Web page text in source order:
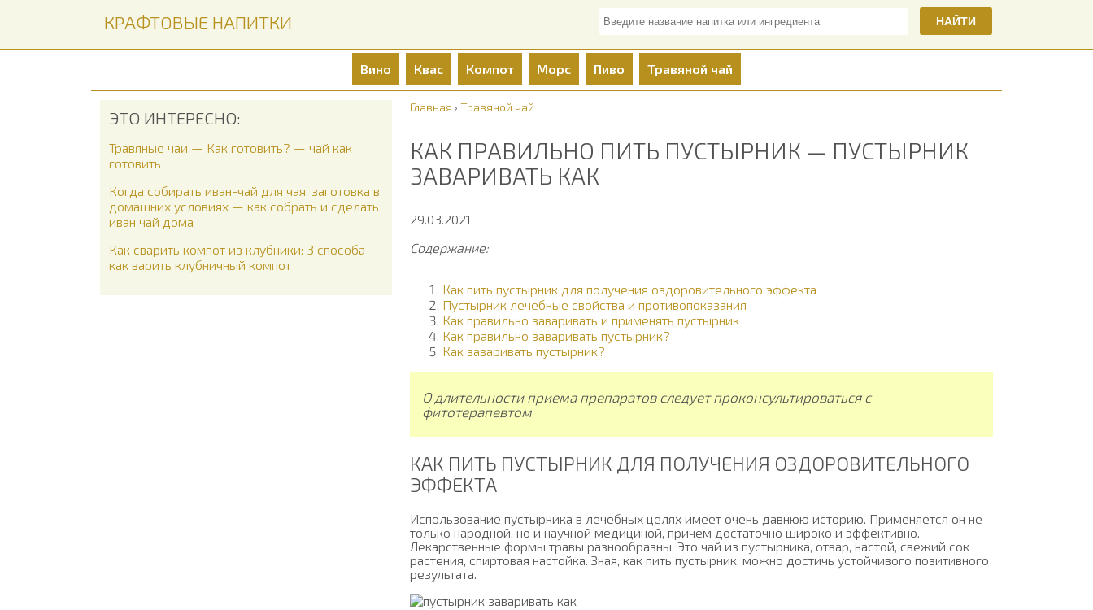
КРАФТОВЫЕ НАПИТКИ НАЙТИ
Вино Квас Компот Морс Пиво Травяной чай
ЭТО ИНТЕРЕСНО:
Травяные чаи — Как готовить? — чай как
готовить
Когда собирать иван-чай для чая, заготовка в
домашних условиях — как собрать и сделать
иван чай дома
Как сварить компот из клубники: 3 способа —
как варить клубничный компот
Главная › Травяной чай
КАК ПРАВИЛЬНО ПИТЬ ПУСТЫРНИК — ПУСТЫРНИК
ЗАВАРИВАТЬ КАК
29.03.2021
Содержание:
Как пить пустырник для получения оздоровительного эффекта
Пустырник лечебные свойства и противопоказания
Как правильно заваривать и применять пустырник
Как правильно заваривать пустырник?
Как заваривать пустырник?
О длительности приема препаратов следует проконсультироваться с
фитотерапевтом
КАК ПИТЬ ПУСТЫРНИК ДЛЯ ПОЛУЧЕНИЯ ОЗДОРОВИТЕЛЬНОГО
ЭФФЕКТА
Использование пустырника в лечебных целях имеет очень давнюю историю. Применяется он не
только народной, но и научной медициной, причем достаточно широко и эффективно.
Лекарственные формы травы разнообразны. Это чай из пустырника, отвар, настой, свежий сок
растения, спиртовая настойка. Зная, как пить пустырник, можно достичь устойчивого позитивного
результата.